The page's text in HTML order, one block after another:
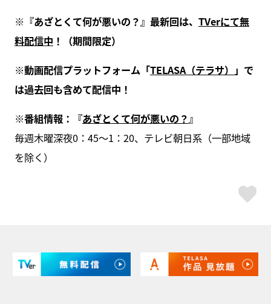
※『あざとくて何が悪いの？』最新回は、 TVerにて無
料配信中 ！（期間限定）
※動画配信プラットフォーム「TELASA（テラサ） 」で
は過去回も含めて配信中！
※番組情報：『あざとくて何が悪いの？』
毎週木曜深夜0：45～1：20、テレビ朝日系（一部地域
を除く）